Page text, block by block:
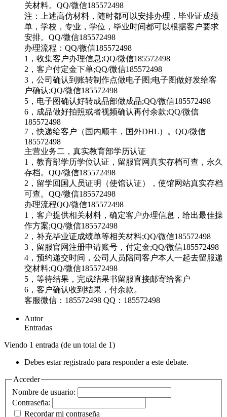
关材料。QQ/微信185572498
注：上述高仿材料，随时都可以安排办理，毕业证成绩
单，学校，专业，学位，毕业时间都可以根据客户要求
安排。QQ/微信185572498
办理流程：QQ/微信185572498
1，收集客户办理信息;QQ/微信185572498
2，客户付定金下单;QQ/微信185572498
3，公司确认到账转制作点做电子图;电子图做好发给客
户确认;QQ/微信185572498
5，电子图确认好转成品部做成品;QQ/微信185572498
6，成品做好拍照或者视频确认再付余款;QQ/微信
185572498
7，快递给客户（国内顺丰，国外DHL）。QQ/微信
185572498
主营业务二，真实教育部学历认证
1，教育部学历学位认证，留服官网真实存档可查，永久
存档。QQ/微信185572498
2，留学回国人员证明（使馆认证），使馆网站真实存档
可查。QQ/微信185572498
办理流程QQ/微信185572498
1，客户提供相关材料，确定客户办理信息，给出最佳操
作方案;QQ/微信185572498
2，补充毕业证成绩单等相关材料;QQ/微信185572498
3，留服官网注册申请账号，付定金;QQ/微信185572498
4，预约递交时间，公司人员陪同客户本人一起去留服递
交材料;QQ/微信185572498
5，等待结果，完成结果书留服直接邮寄给客户
6，客户确认收到结果，付余款。
客服微信：185572498 QQ：185572498
Autor
Entradas
Viendo 1 entrada (de un total de 1)
Debes estar registrado para responder a este debate.
Acceder
Nombre de usuario:
Contraseña:
Recordar mi contraseña